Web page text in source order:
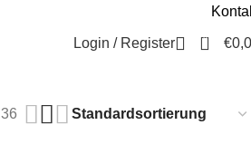
Login / Register 0 €
36